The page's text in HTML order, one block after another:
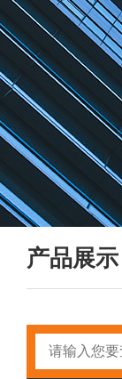
产品展示